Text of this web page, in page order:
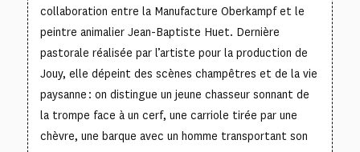
collaboration entre la Manufacture Oberkampf et le
peintre animalier Jean-Baptiste Huet. Dernière
pastorale réalisée par l’artiste pour la production de
Jouy, elle dépeint des scènes champêtres et de la vie
paysanne : on distingue un jeune chasseur sonnant de
la trompe face à un cerf, une carriole tirée par une
chèvre, une barque avec un homme transportant son